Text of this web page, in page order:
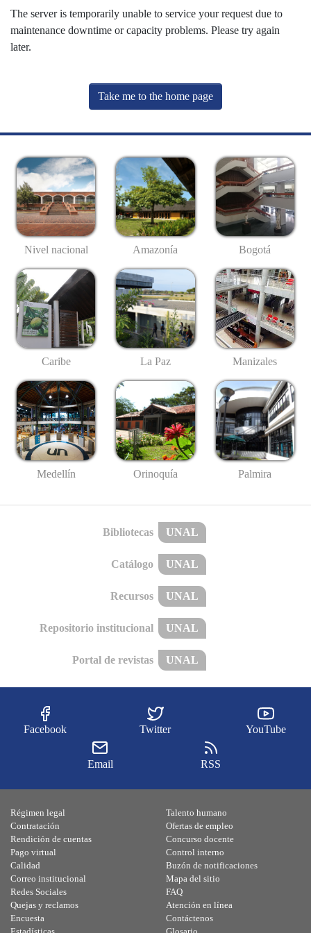
The server is temporarily unable to service your request due to
maintenance downtime or capacity problems. Please try again
later.
Take me to the home page
Nivel nacional Amazonía Bogotá
Caribe La Paz Manizales
Medellín Orinoquía Palmira
Bibliotecas UNAL
Catálogo UNAL
Recursos UNAL
Repositorio institucional UNAL
Portal de revistas UNAL
Facebook Twitter YouTube
Email RSS
Régimen legal
Contratación
Rendición de cuentas
Pago virtual
Calidad
Talento humano
Ofertas de empleo
Concurso docente
Control interno
Buzón de notificaciones
Correo institucional
Redes Sociales
Quejas y reclamos
Encuesta
Mapa del sitio
FAQ
Atención en línea
Contáctenos